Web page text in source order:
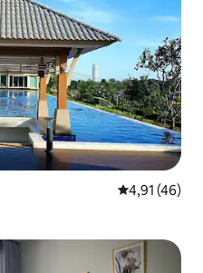
4,91 (46)